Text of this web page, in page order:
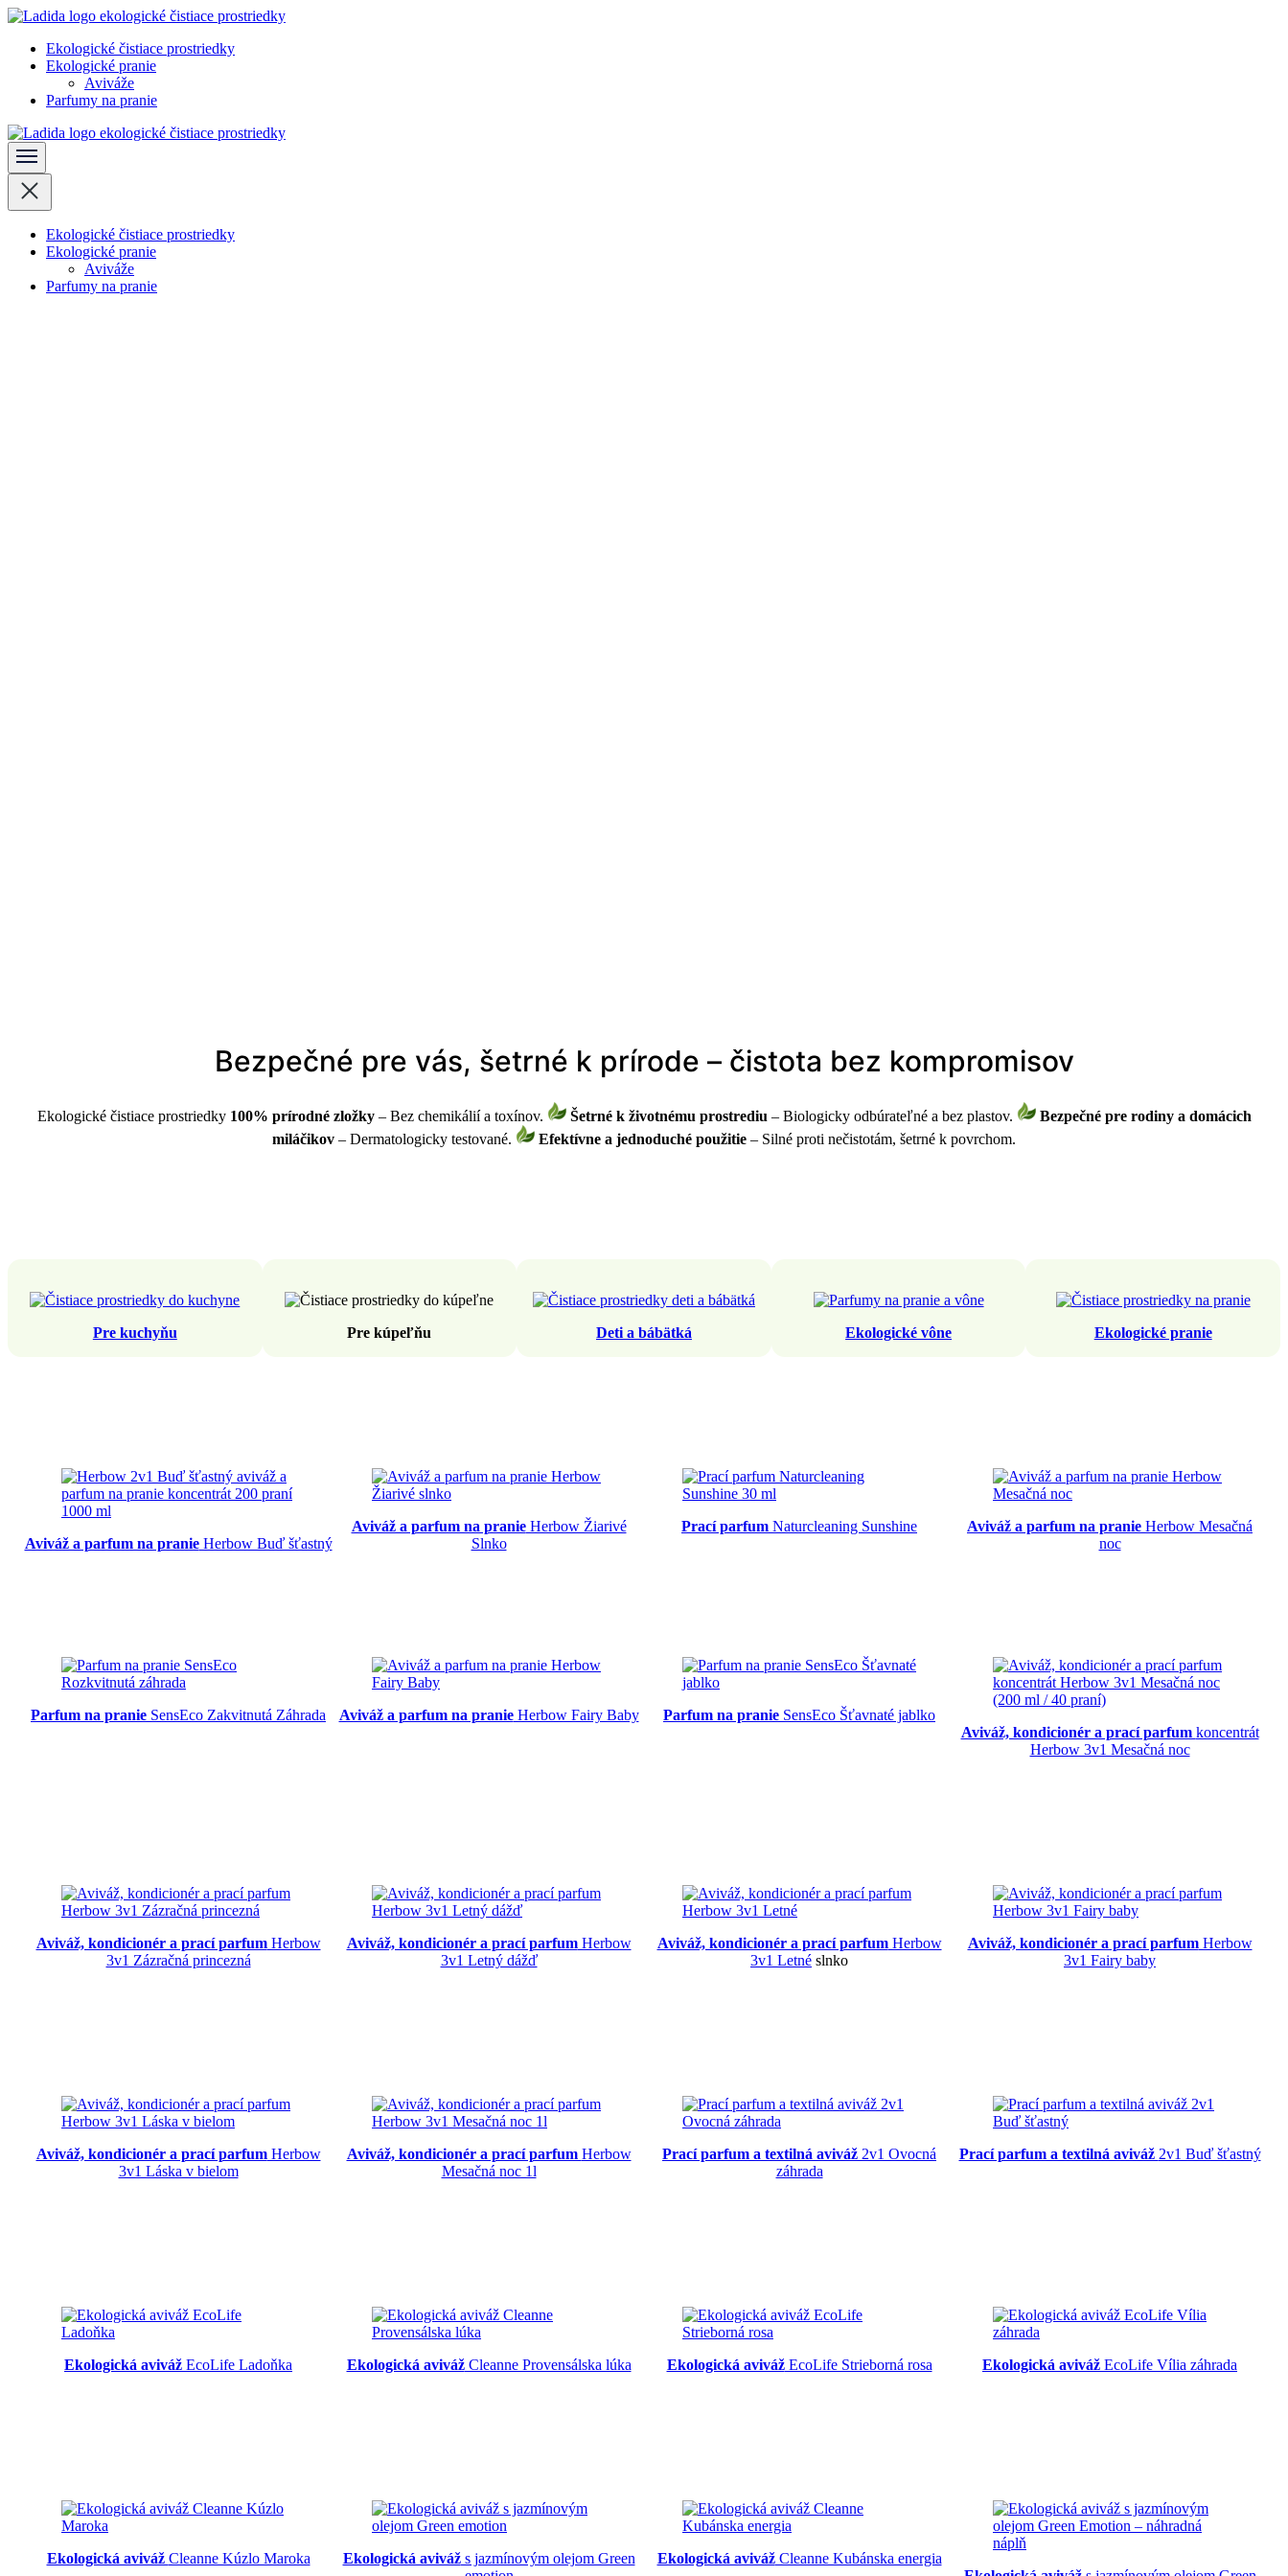
Skočiť
obsah
(stlačte
Ladida
Ekologické čistiace prostriedky
Ekologické pranie
Aviváže
Parfumy na pranie
Ladida
Ekologické čistiace prostriedky
Ekologické pranie
Aviváže
Parfumy na pranie
Bezpečné pre vás, šetrné k prírode – čistota bez kompromisov
Ekologické čistiace prostriedky 100% prírodné zložky– Bez chemikálií a toxínov. Šetrné k životnému prostrediu – Biologicky odbúrateľné a bez plastov.
Bezpečné pre rodiny a domácich
miláčikov – Dermatologicky testované. Efektívne a jednoduché použitie – Silné proti nečistotám, šetrné k povrchom.
Pre kuchyňu Pre kúpeľňu Deti a bábätká Ekologické vône Ekologické pranie
Aviváž a parfum na pranieHerbow Buď šťastný
Aviváž a parfum na pranieHerbow Žiarivé
Slnko
Prací parfum Naturcleaning Sunshine Aviváž a parfum na pranie Herbow Mesačná
noc
Parfum na pranie SensEco Zakvitnutá Záhrada Aviváž a parfum na pranieHerbow Fairy Baby Parfum na pranie SensEco Šťavnaté jablko
Aviváž, kondicionér a prací parfum koncentrát
Herbow 3v1 Mesačná noc
Aviváž, kondicionér a prací parfumHerbow
3v1 Zázračná princezná
Aviváž, kondicionér a prací parfumHerbow
3v1 Letný dážď
Aviváž, kondicionér a prací parfumHerbow
3v1 Letné slnko
Aviváž, kondicionér a prací parfumHerbow
3v1 Fairy baby
Aviváž, kondicionér a prací parfumHerbow
3v1 Láska v bielom
Aviváž, kondicionér a prací parfum Herbow
Mesačná noc 1l
Prací parfum a textilná aviváž 2v1 Ovocná
záhrada
Prací parfum a textilná aviváž 2v1 Buď šťastný
Ekologická aviváž EcoLife Ladoňka Ekologická avivážCleanne Provensálska lúka Ekologická avivážEcoLife Strieborná rosa Ekologická aviváž EcoLife Vília záhrada
Ekologická aviváž Cleanne Kúzlo Maroka Ekologická avivážs jazmínovým olejom Green
Ekologická avivážCleanne Kubánska energia